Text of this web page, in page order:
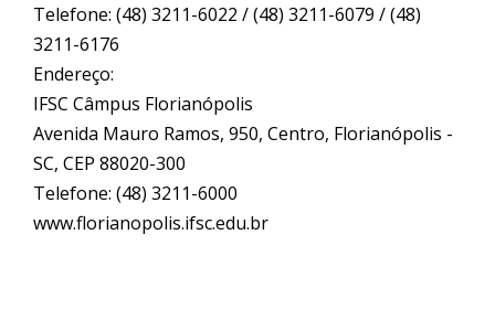
Telefone: (48) 3211-6022 / (48) 3211-6079 / (48)
3211-6176
Endereço:
IFSC Câmpus Florianópolis
Avenida Mauro Ramos, 950, Centro, Florianópolis -
SC, CEP 88020-300
Telefone: (48) 3211-6000
www.florianopolis.ifsc.edu.br